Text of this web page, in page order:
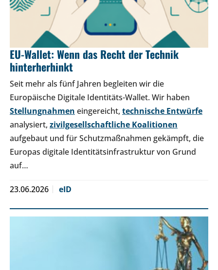
EU-Wallet: Wenn das Recht der Technik
hinterherhinkt
Seit mehr als fünf Jahren begleiten wir die
Europäische Digitale Identitäts-Wallet. Wir haben
Stellungnahmen eingereicht, technische Entwürfe
analysiert, zivilgesellschaftliche Koalitionen
aufgebaut und für Schutzmaßnahmen gekämpft, die
Europas digitale Identitätsinfrastruktur von Grund
auf…
23.06.2026 eID